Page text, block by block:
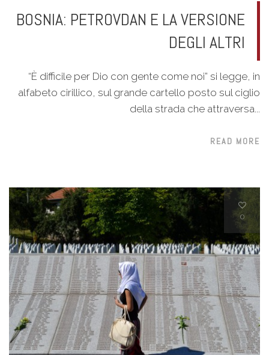
BOSNIA: PETROVDAN E LA VERSIONE
DEGLI ALTRI
“È difficile per Dio con gente come noi” si legge, in
alfabeto cirillico, sul grande cartello posto sul ciglio
della strada che attraversa...
READ MORE
0